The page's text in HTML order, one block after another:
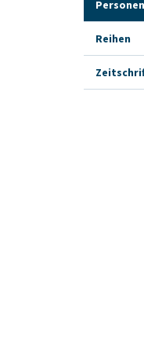
Reihen